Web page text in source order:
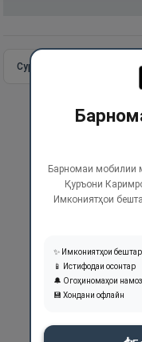
Сураи пурра
Барномаи мобилии
Қуръони
Имкониятҳои
✨ Имкониятҳои бештар
📱 Истифодаи осонтар
🔔 Огоҳиномаҳои намоз
💾 Хондани офлайн